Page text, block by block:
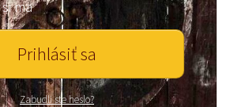
ma
Prihlásiť sa
Zabudli ste heslo?